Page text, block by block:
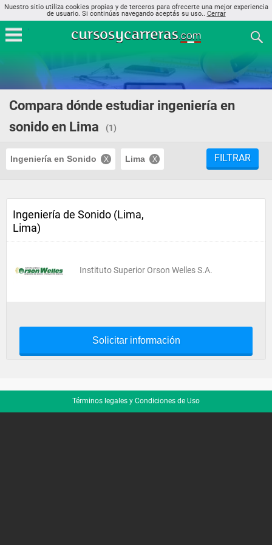
Nuestro sitio utiliza cookies propias y de terceros para ofrecerte una mejor experiencia
de usuario. Si continúas navegando aceptás su uso.. Cerrar
Compara dónde estudiar ingeniería en
sonido en Lima
(1)
Ingeniería en Sonido Lima FILTRAR
Ingeniería de Sonido (Lima,
Lima)
Instituto Superior Orson Welles S.A.
Solicitar información
Términos legales y Condiciones de Uso